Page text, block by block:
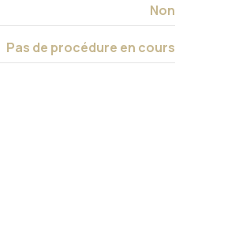
Non
Pas de procédure en cours